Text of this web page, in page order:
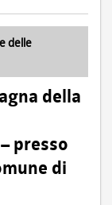
delle
della
presso
di